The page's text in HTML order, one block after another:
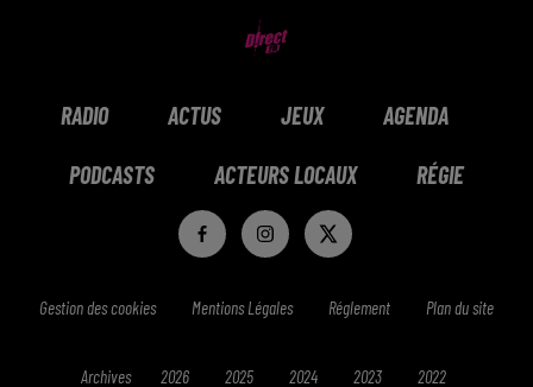
RADIO ACTUS JEUX AGENDA
PODCASTS ACTEURS LOCAUX RÉGIE
Gestion des cookies Mentions Légales Réglement Plan du site
Archives 2026 2025 2024 2023 2022